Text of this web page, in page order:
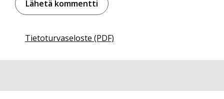
Tietoturvaseloste (PDF)